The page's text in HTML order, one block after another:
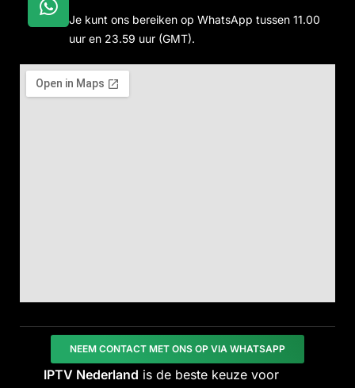
Je kunt ons bereiken op WhatsApp tussen 11.00
uur en 23.59 uur (GMT).
NEEM CONTACT MET ONS OP VIA WHATSAPP
IPTV Nederland is de beste keuze voor